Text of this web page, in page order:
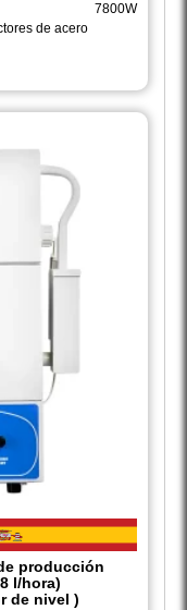
7800W
de acero
producción
l/hora)
de nivel )